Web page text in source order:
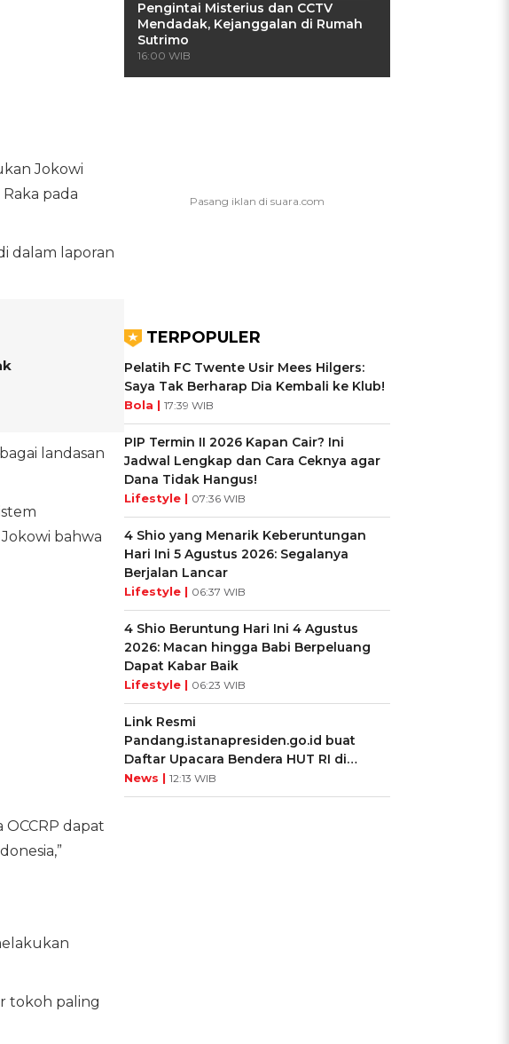
Jokowi
pada
dalam laporan
landasan
bahwa
dapat
tokoh paling
Pengintai Misterius dan CCTV
Mendadak, Kejanggalan di Rumah
Sutrimo
16:00 WIB
TERPOPULER
Pelatih FC Twente Usir Mees Hilgers:
Saya Tak Berharap Dia Kembali ke Klub!
Bola | 17:39 WIB
PIP Termin II 2026 Kapan Cair? Ini
Jadwal Lengkap dan Cara Ceknya agar
Dana Tidak Hangus!
Lifestyle | 07:36 WIB
4 Shio yang Menarik Keberuntungan
Hari Ini 5 Agustus 2026: Segalanya
Berjalan Lancar
Lifestyle | 06:37 WIB
4 Shio Beruntung Hari Ini 4 Agustus
2026: Macan hingga Babi Berpeluang
Dapat Kabar Baik
Lifestyle | 06:23 WIB
Link Resmi
Pandang.istanapresiden.go.id buat
Daftar Upacara Bendera HUT RI di
Istana Negara
News | 12:13 WIB